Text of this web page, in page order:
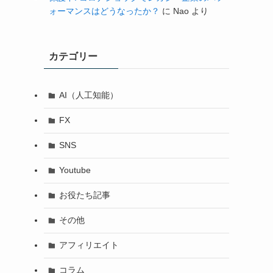
ォーマンスはどうなったか？ に Nao より
カテゴリー
AI（人工知能）
FX
SNS
Youtube
お役たち記事
その他
アフィリエイト
コラム